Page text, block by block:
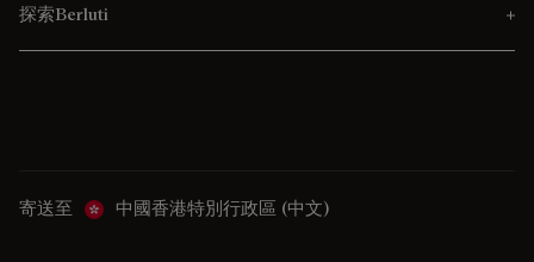
探索Berluti
寄送至 中國香港特別行政區 (中文)